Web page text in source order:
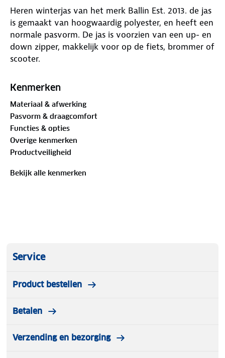
Heren winterjas van het merk Ballin Est. 2013. de jas
is gemaakt van hoogwaardig polyester, en heeft een
normale pasvorm. De jas is voorzien van een up- en
down zipper, makkelijk voor op de fiets, brommer of
scooter.
Kenmerken
Materiaal & afwerking
Pasvorm & draagcomfort
Functies & opties
Overige kenmerken
Productveiligheid
Bekijk alle kenmerken
Service
Product bestellen
Betalen
Verzending en bezorging